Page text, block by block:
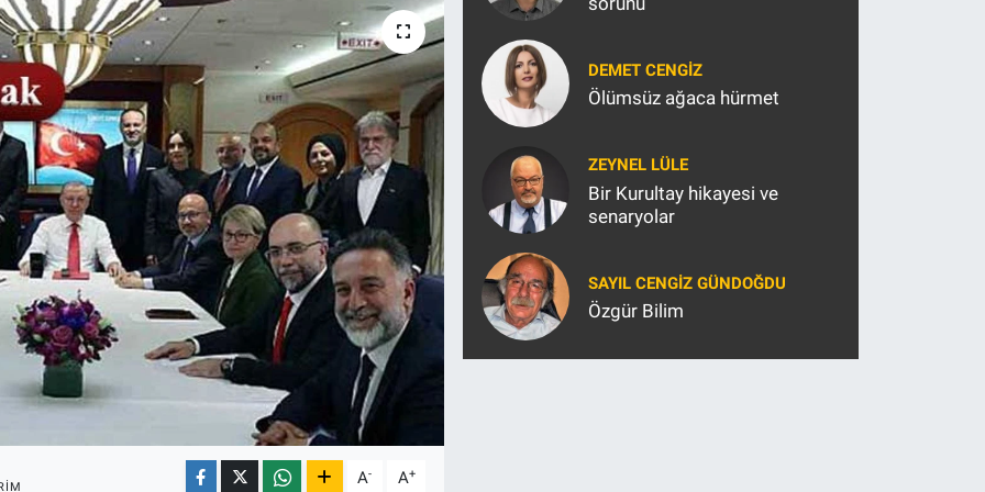
A- A+
DEMET CENGIZ
Ölümsüz ağaca hürmet
ZEYNEL LÜLE
Bir Kurultay hikayesi ve
senaryolar
SAYIL CENGIZ GÜNDOĞDU
Özgür Bilim